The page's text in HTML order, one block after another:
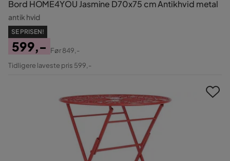
Bord HOME4YOU Jasmine D70x75 cm Antikhvid metal
antik hvid
SE PRISEN!
Pris
599,-
Original
Før849,-
Tidligere laveste pris 599,-